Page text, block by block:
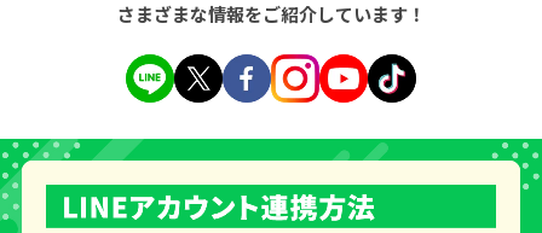
さまざまな情報をご紹介しています！